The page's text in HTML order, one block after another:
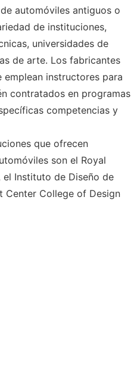
automóviles antiguos o
de instituciones,
universidades de
de arte. Los fabricantes
instructores para
contratados en programas
competencias y
que ofrecen
son el Royal
Instituto de Diseño de
Center College of Design